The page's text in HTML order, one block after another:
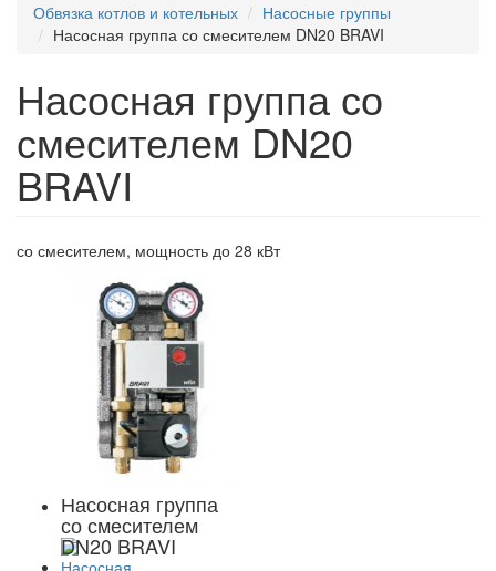
Обвязка котлов и котельных
Насосные группы
Насосная группа со смесителем DN20 BRAVI
Насосная группа со
смесителем DN20
BRAVI
со смесителем, мощность до 28 кВт
Насосная группа
со смесителем
DN20 BRAVI